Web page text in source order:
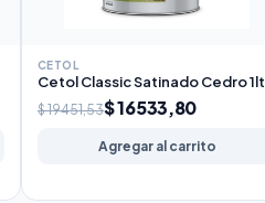
CETOL
Cetol Classic Satinado Cedro 1lt
$ 19451,53$ 16533,80
Agregar al carrito